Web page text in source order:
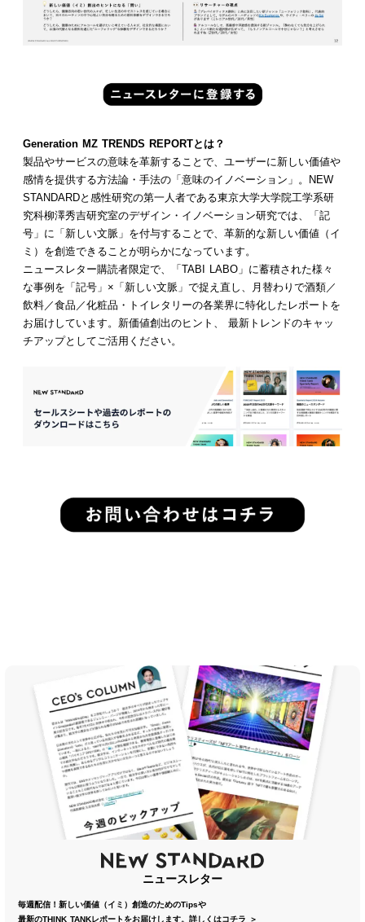
Generation MZ TRENDS REPORTとは？
製品やサービスの意味を革新することで、ユーザーに新しい価値や
感情を提供する方法論・手法の「意味のイノベーション」。NEW
STANDARDと感性研究の第一人者である東京大学大学院工学系研
究科柳澤秀吉研究室のデザイン・イノベーション研究では、「記
号」に「新しい文脈」を付与することで、革新的な新しい価値（イ
ミ）を創造できることが明らかになっています。
ニュースレター購読者限定で、「TABI LABO」に蓄積された様々
な事例を「記号」×「新しい文脈」で捉え直し、月替わりで酒類／
飲料／食品／化粧品・トイレタリーの各業界に特化したレポートを
お届けしています。新価値創出のヒント、 最新トレンドのキャッ
チアップとしてご活用ください。
ニュースレター
毎週配信！新しい価値（イミ）創造のためのTipsや
最新のTHINK TANKレポートをお届けします。 詳しくはコチラ ＞